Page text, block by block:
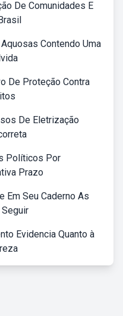
De Comunidades E
Contendo Uma
De Proteção Contra
De Eletrização
Políticos Por
Prazo
Em Seu Caderno As
Evidencia Quanto à